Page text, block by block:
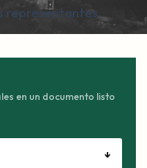
representantes.
en un documento listo
↓